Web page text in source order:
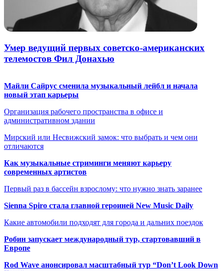
Умер ведущий первых советско-американских
телемостов Фил Донахью
Майли Сайрус сменила музыкальный лейбл и начала
новый этап карьеры
Организация рабочего пространства в офисе и
административном здании
Мирский или Несвижский замок: что выбрать и чем они
отличаются
Как музыкальные стриминги меняют карьеру
современных артистов
Первый раз в бассейн взрослому: что нужно знать заранее
Sienna Spiro стала главной героиней New Music Daily
Какие автомобили подходят для города и дальних поездок
Робин запускает международный тур, стартовавший в
Европе
Rod Wave анонсировал масштабный тур “Don’t Look Down